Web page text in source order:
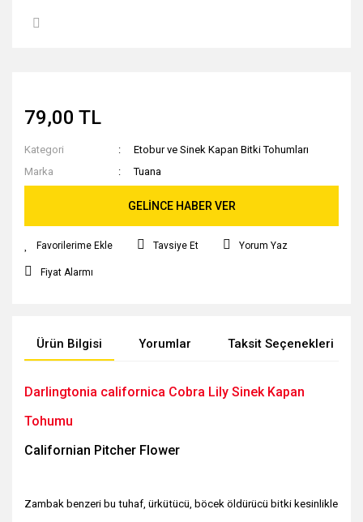
79,00 TL
Kategori
Etobur ve Sinek Kapan Bitki Tohumları
Marka
Tuana
GELİNCE HABER VER
Tavsiye Et Yorum Yaz
Fiyat Alarmı
Ürün Bilgisi Yorumlar Taksit Seçenekleri
Darlingtonia californica Cobra Lily Sinek Kapan
Tohumu
Californian Pitcher Flower
Zambak benzeri bu tuhaf, ürkütücü, böcek öldürücü bitki kesinlikle